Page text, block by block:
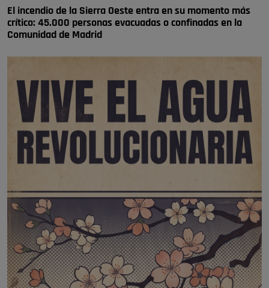
El incendio de la Sierra Oeste entra en su momento más
crítico: 45.000 personas evacuadas o confinadas en la
Comunidad de Madrid